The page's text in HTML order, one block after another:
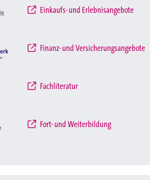
Einkaufs- und Erlebnisangebote
Finanz- und Versicherungsangebote
Fachliteratur
Fort- und Weiterbildung